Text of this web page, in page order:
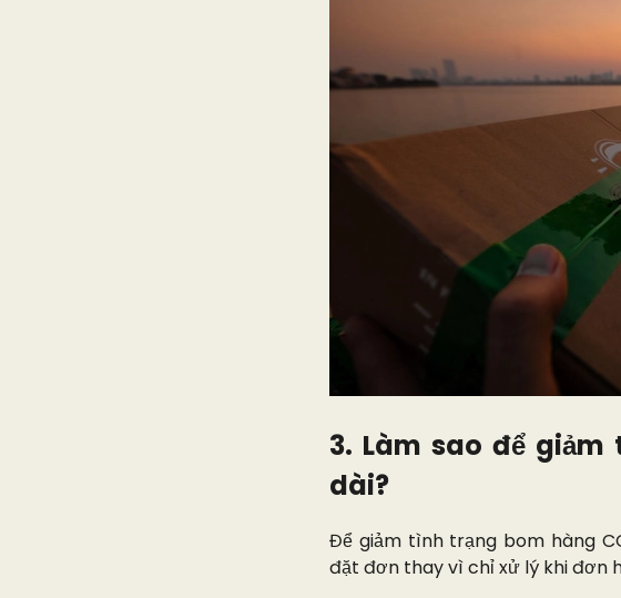
3. Làm sao để
dài?
Để giảm tình trạng bom hàng
đặt đơn thay vì chỉ xử lý khi đơn